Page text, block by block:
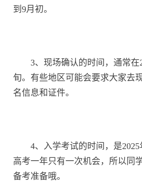
到9月初。
3、现场确认的时间，通常在
旬。有些地区可能会要求大家去
名信息和证件。
4、入学考试的时间，是2025
高考一年只有一次机会，所以同
备考准备哦。